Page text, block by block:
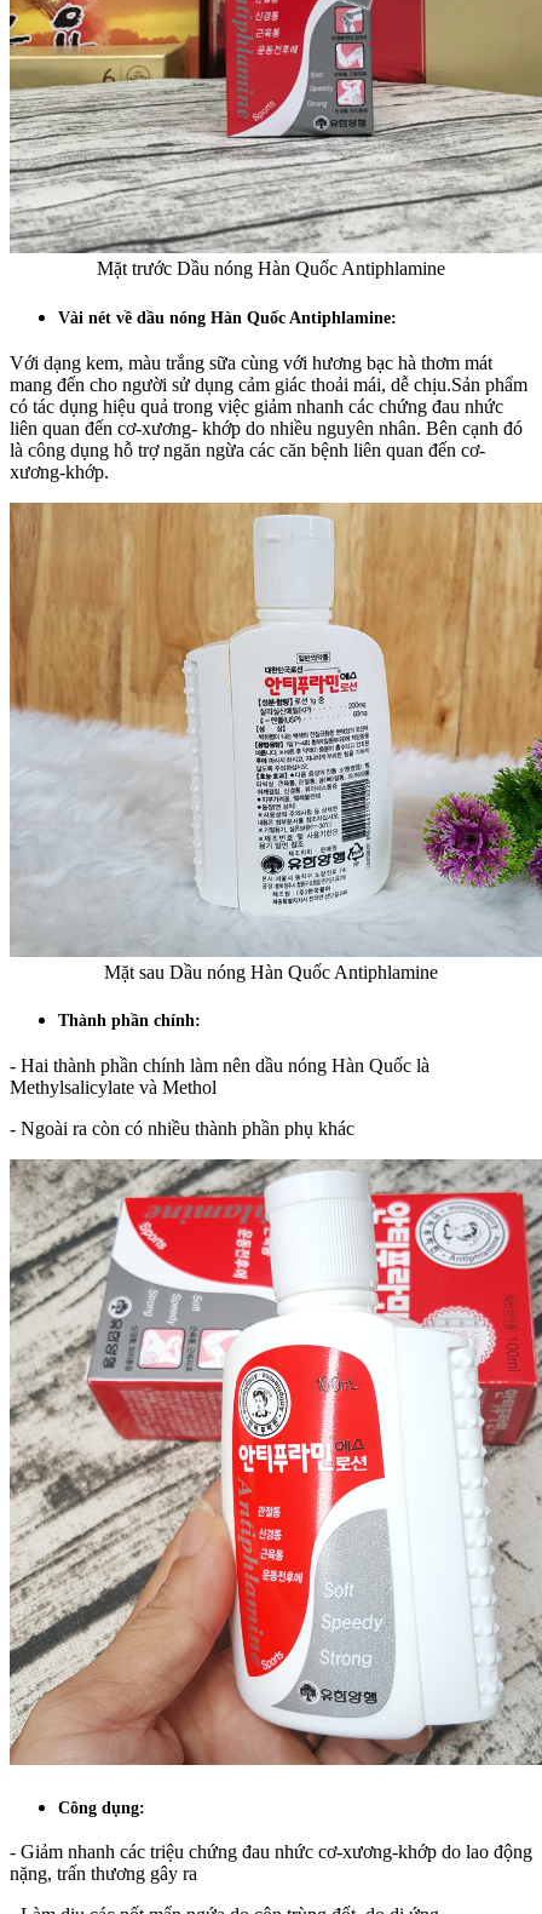
Mặt trước Dầu nóng Hàn Quốc Antiphlamine
Vài nét về dầu nóng Hàn Quốc Antiphlamine:
Với dạng kem, màu trắng sữa cùng với hương bạc hà thơm mát
mang đến cho người sử dụng cảm giác thoải mái, dễ chịu.Sản phẩm
có tác dụng hiệu quả trong việc giảm nhanh các chứng đau nhức
liên quan đến cơ-xương- khớp do nhiều nguyên nhân. Bên cạnh đó
là công dụng hỗ trợ ngăn ngừa các căn bệnh liên quan đến cơ-
xương-khớp.
Mặt sau Dầu nóng Hàn Quốc Antiphlamine
Thành phần chính:
- Hai thành phần chính làm nên dầu nóng Hàn Quốc là
Methylsalicylate và Methol
- Ngoài ra còn có nhiều thành phần phụ khác
Công dụng:
- Giảm nhanh các triệu chứng đau nhức cơ-xương-khớp do lao động
nặng, trấn thương gây ra